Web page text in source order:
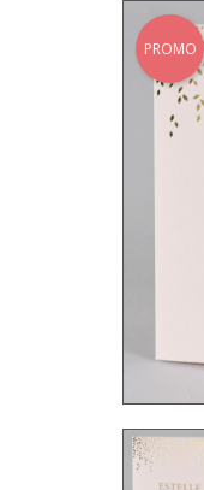
PROMO